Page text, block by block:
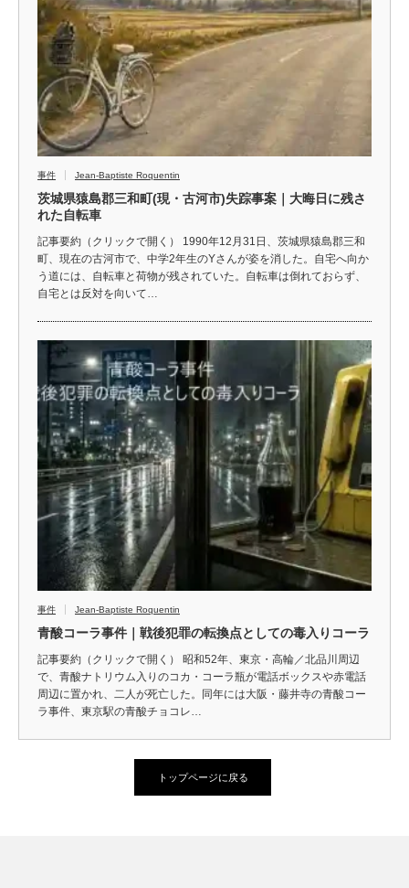
事件 Jean-Baptiste Roquentin
茨城県猿島郡三和町(現・古河市)失踪事案｜大晦日に残さ
れた自転車
記事要約（クリックで開く） 1990年12月31日、茨城県猿島郡三和
町、現在の古河市で、中学2年生のYさんが姿を消した。自宅へ向か
う道には、自転車と荷物が残されていた。自転車は倒れておらず、
自宅とは反対を向いて…
事件 Jean-Baptiste Roquentin
青酸コーラ事件｜戦後犯罪の転換点としての毒入りコーラ
記事要約（クリックで開く） 昭和52年、東京・高輪／北品川周辺
で、青酸ナトリウム入りのコカ・コーラ瓶が電話ボックスや赤電話
周辺に置かれ、二人が死亡した。同年には大阪・藤井寺の青酸コー
ラ事件、東京駅の青酸チョコレ…
トップページに戻る